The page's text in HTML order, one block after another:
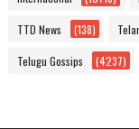
TTD News (138)
Telugu Gossips (4237)